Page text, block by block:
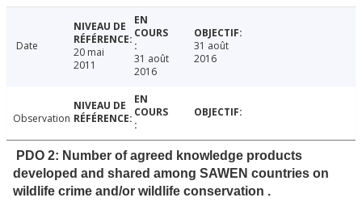
Date
20 mai
2011
31 août
2016
31 août
2016
Observation
PDO 2: Number of agreed knowledge products
developed and shared among SAWEN countries on
wildlife crime and/or wildlife conservation .